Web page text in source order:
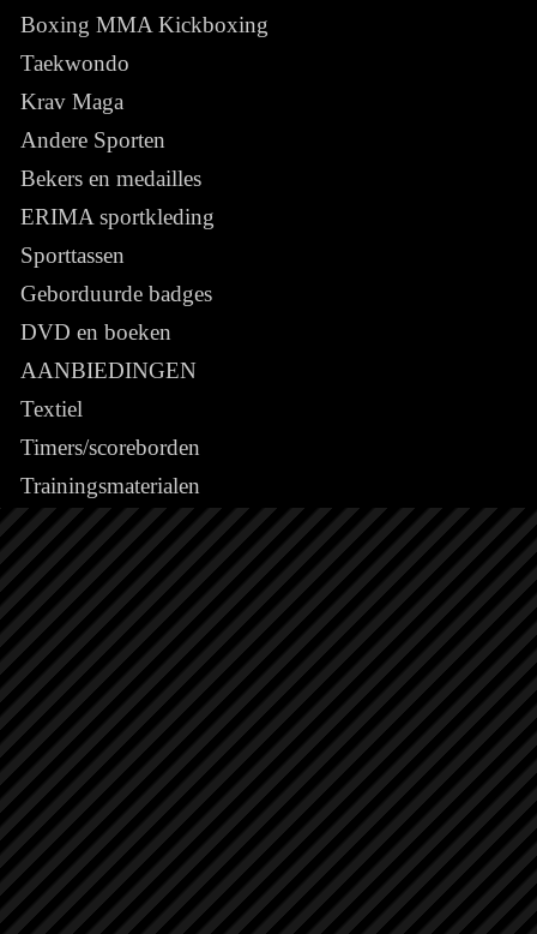
Boxing MMA Kickboxing
Taekwondo
Krav Maga
Andere Sporten
Bekers en medailles
ERIMA sportkleding
Sporttassen
Geborduurde badges
DVD en boeken
AANBIEDINGEN
Textiel
Timers/scoreborden
Trainingsmaterialen